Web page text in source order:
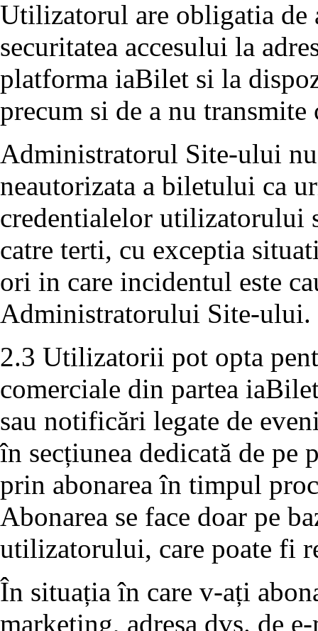
Utilizatorul are obligatia de
securitatea accesului la
platforma iaBilet si la
precum si de a nu
Administratorul Site-ului
neautorizata a biletului ca
credentialelor utilizatorului
catre terti, cu exceptia
ori in care incidentul este
Administratorului Site-ului.
2.3 Utilizatorii pot opta
comerciale din partea
sau notificări legate de
în secțiunea dedicată de pe
prin abonarea în timpul
Abonarea se face doar pe
utilizatorului, care poate fi
În situația în care v-ați
marketing, adresa dvs. de